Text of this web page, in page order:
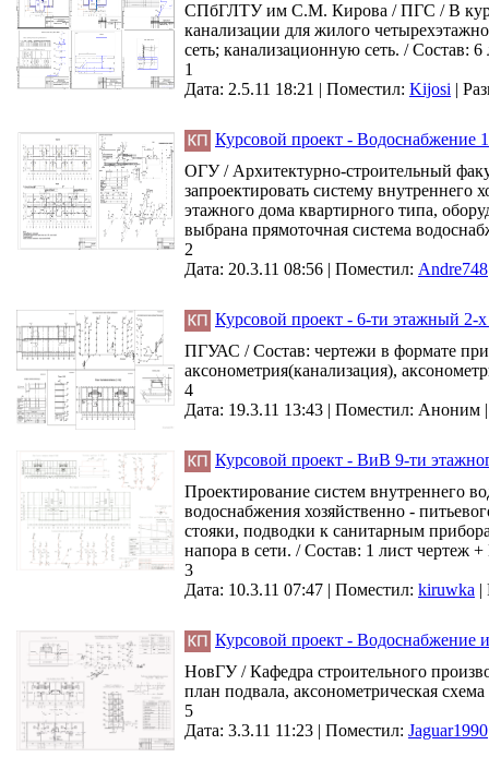
СПбГЛТУ им С.М. Кирова / ПГС / В
канализации для жилого
сеть; канализационную сеть. / Состав:
1
Дата: 2.5.11 18:21 | Поместил: Kijosi |
Курсовой проект - Водоснабжение
ОГУ / Архитектурно-строительный
запроектировать систему внутреннего
этажного дома квартирного типа,
выбрана прямоточная система
2
Дата: 20.3.11 08:56 | Поместил: Andre748
Курсовой проект - 6-ти этажный
ПГУАС / Состав: чертежи в формате
аксонометрия(канализация),
4
Дата: 19.3.11 13:43 | Поместил: Аноним
Курсовой проект - ВиВ 9-ти
Проектирование систем внутреннего
водоснабжения хозяйственно -
стояки, подводки к санитарным
напора в сети. / Состав: 1 лист чертеж
3
Дата: 10.3.11 07:47 | Поместил: kiruwka |
Курсовой проект - Водоснабжение
НовГУ / Кафедра строительного
план подвала, аксонометрическая
5
Дата: 3.3.11 11:23 | Поместил: Jaguar1990